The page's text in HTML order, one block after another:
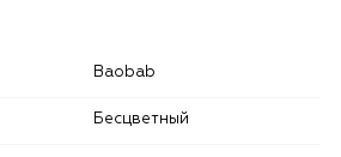
Baobab
Бесцветный